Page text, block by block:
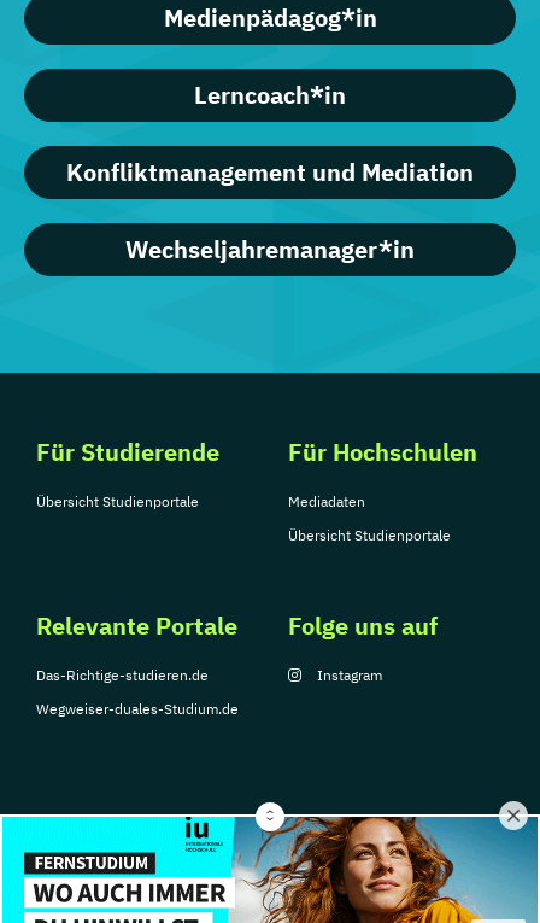
Medienpädagog*in
Lerncoach*in
Konfliktmanagement und Mediation
Wechseljahremanager*in
Für Studierende
Übersicht Studienportale
Für Hochschulen
Mediadaten
Übersicht Studienportale
Relevante Portale
Das-Richtige-studieren.de
Wegweiser-duales-Studium.de
Folge uns auf
Instagram
© Copyright 2026, TarGroup Media GmbH
Impressum
Über Datenschutzerklärung Nutzungsbedingungen